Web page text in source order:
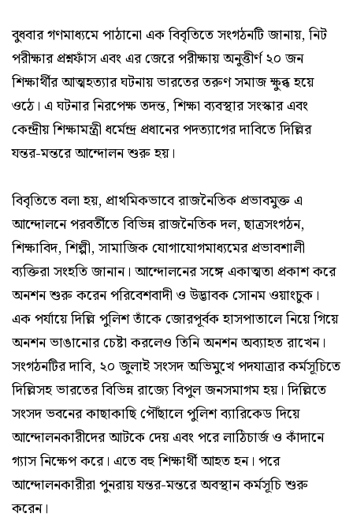
বুধবার গণমাধ্যমে পাঠানো এক বিবৃতিতে সংগঠনটি জানায়, নিট
পরীক্ষার প্রশ্নফাঁস এবং এর জেরে পরীক্ষায় অনুত্তীর্ণ ২০ জন
শিক্ষার্থীর আত্মহত্যার ঘটনায় ভারতের তরুণ সমাজ ক্ষুব্ধ হয়ে
ওঠে। এ ঘটনার নিরপেক্ষ তদন্ত, শিক্ষা ব্যবস্থার সংস্কার এবং
কেন্দ্রীয় শিক্ষামন্ত্রী ধর্মেন্দ্র প্রধানের পদত্যাগের দাবিতে দিল্লির
যন্তর-মন্তরে আন্দোলন শুরু হয়।
বিবৃতিতে বলা হয়, প্রাথমিকভাবে রাজনৈতিক প্রভাবমুক্ত এ
আন্দোলনে পরবর্তীতে বিভিন্ন রাজনৈতিক দল, ছাত্রসংগঠন,
শিক্ষাবিদ, শিল্পী, সামাজিক যোগাযোগমাধ্যমের প্রভাবশালী
ব্যক্তিরা সংহতি জানান। আন্দোলনের সঙ্গে একাত্মতা প্রকাশ করে
অনশন শুরু করেন পরিবেশবাদী ও উদ্ভাবক সোনম ওয়াংচুক।
এক পর্যায়ে দিল্লি পুলিশ তাঁকে জোরপূর্বক হাসপাতালে নিয়ে গিয়ে
অনশন ভাঙানোর চেষ্টা করলেও তিনি অনশন অব্যাহত রাখেন।
সংগঠনটির দাবি, ২০ জুলাই সংসদ অভিমুখে পদযাত্রার কর্মসূচিতে
দিল্লিসহ ভারতের বিভিন্ন রাজ্যে বিপুল জনসমাগম হয়। দিল্লিতে
সংসদ ভবনের কাছাকাছি পৌঁছালে পুলিশ ব্যারিকেড দিয়ে
আন্দোলনকারীদের আটকে দেয় এবং পরে লাঠিচার্জ ও কাঁদানে
গ্যাস নিক্ষেপ করে। এতে বহু শিক্ষার্থী আহত হন। পরে
আন্দোলনকারীরা পুনরায় যন্তর-মন্তরে অবস্থান কর্মসূচি শুরু
করেন।